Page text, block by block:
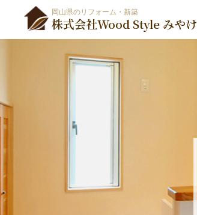
岡山県のリフォーム・新築
株式会社Wood Style みやけ